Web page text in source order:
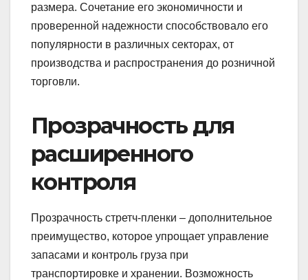
размера. Сочетание его экономичности и
проверенной надежности способствовало его
популярности в различных секторах, от
производства и распространения до розничной
торговли.
Прозрачность для
расширенного
контроля
Прозрачность стретч-пленки – дополнительное
преимущество, которое упрощает управление
запасами и контроль груза при
транспортировке и хранении. Возможность